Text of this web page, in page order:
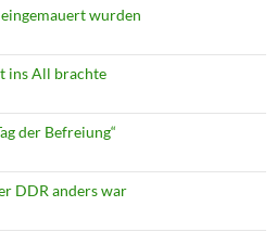
wurden
ins All brachte
der Befreiung“
DDR anders war